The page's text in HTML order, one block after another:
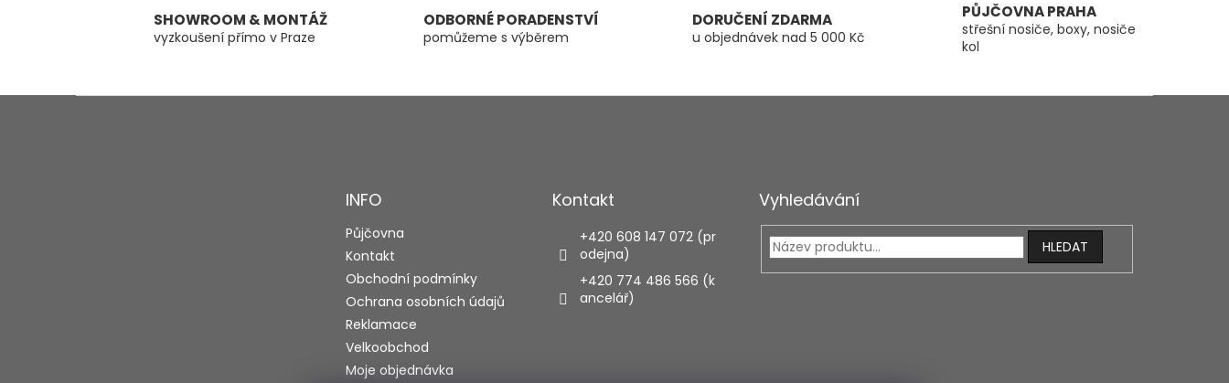
SHOWROOM & MONTÁŽ
vyzkoušení přímo v Praze
ODBORNÉ PORADENSTVÍ
pomůžeme s výběrem
DORUČENÍ ZDARMA
u objednávek nad 5 000 Kč
PŮJČOVNA PRAHA
střešní nosiče, boxy, nosiče
kol
INFO
Půjčovna
Kontakt
Obchodní podmínky
Ochrana osobních údajů
Reklamace
Velkoobchod
Moje objednávka
Kontakt
+420 608 147 072 (pr
odejna)
+420 774 486 566 (k
ancelář)
Vyhledávání
HLEDAT